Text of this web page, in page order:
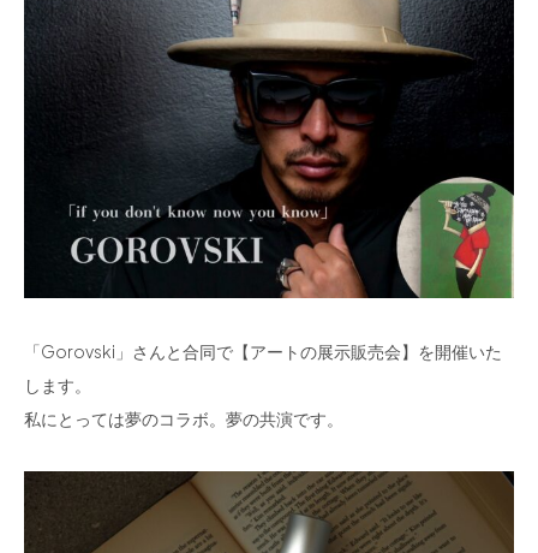
「Gorovski」さんと合同で【アートの展示販売会】を開催いた
します。
私にとっては夢のコラボ。夢の共演です。